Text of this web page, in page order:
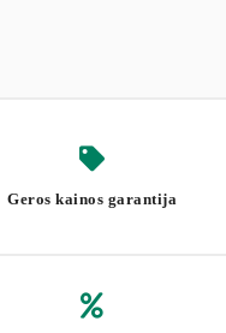
Geros kainos garantija